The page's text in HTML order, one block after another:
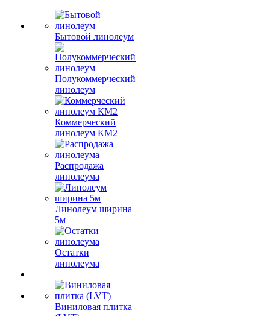
Бытовой линолеум
Полукоммерческий
линолеум
Коммерческий
линолеум КМ2
Распродажа
линолеума
Линолеум ширина
5м
Остатки
линолеума
Виниловая плитка